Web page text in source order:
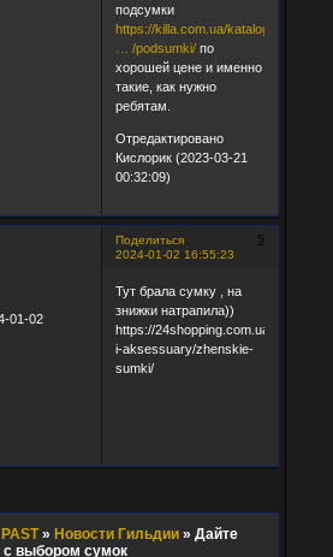
подсумки
https://killa.com.ua/katalog/taktichesk
… /podsumki/по
хорошей цене и именно
такие, как нужно
ребятам.
Отредактировано
Кислорик (2023-03-21
00:32:09)
Поделиться
5
2024-01-02 16:55:23
01-02
Тут брала сумку , на
знижки натрапила))
https://24shopping.com.ua/sumki-
i-aksessuary/zhenskie-
sumki/
» Новости Гильдии » Дайте
с выбором сумок